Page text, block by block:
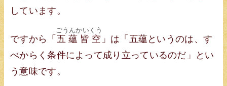
しています。
ですから「 五蘊皆空
ごうんかいくう
」は「五蘊というのは、す
べからく条件によって成り立っているのだ」とい
う意味です。